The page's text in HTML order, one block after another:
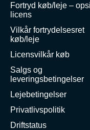
Fortryd køb/leje –
licens
Vilkår fortrydelsesret
køb/leje
Licensvilkår køb
Salgs og
leveringsbetingelser
Lejebetingelser
Privatlivspolitik
Driftstatus